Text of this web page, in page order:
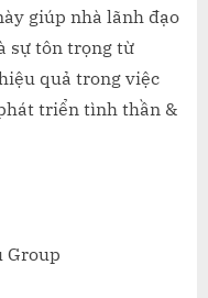
giúp nhà lãnh đạo
sự tôn trọng từ
quả trong việc
triển tình thần &
Group